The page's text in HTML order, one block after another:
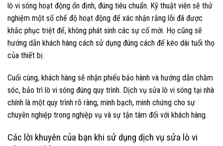
lò vi sóng hoạt động ổn định, đúng tiêu chuẩn. Kỹ thuật viên sẽ thử
nghiệm một số chế độ hoạt động để xác nhận rằng lỗi đã được
khắc phục triệt để, không phát sinh các sự cố mới. Họ cũng sẽ
hướng dẫn khách hàng cách sử dụng đúng cách để kéo dài tuổi thọ
của thiết bị.
Cuối cùng, khách hàng sẽ nhận phiếu bảo hành và hướng dẫn chăm
sóc, bảo trì lò vi sóng đúng quy trình. Dịch vụ sửa lò vi sóng tại nhà
chính là một quy trình rõ ràng, minh bạch, minh chứng cho sự
chuyên nghiệp trong nghiệp vụ và sự tận tâm đối với khách hàng.
Các lời khuyên của bạn khi sử dụng dịch vụ sửa lò vi